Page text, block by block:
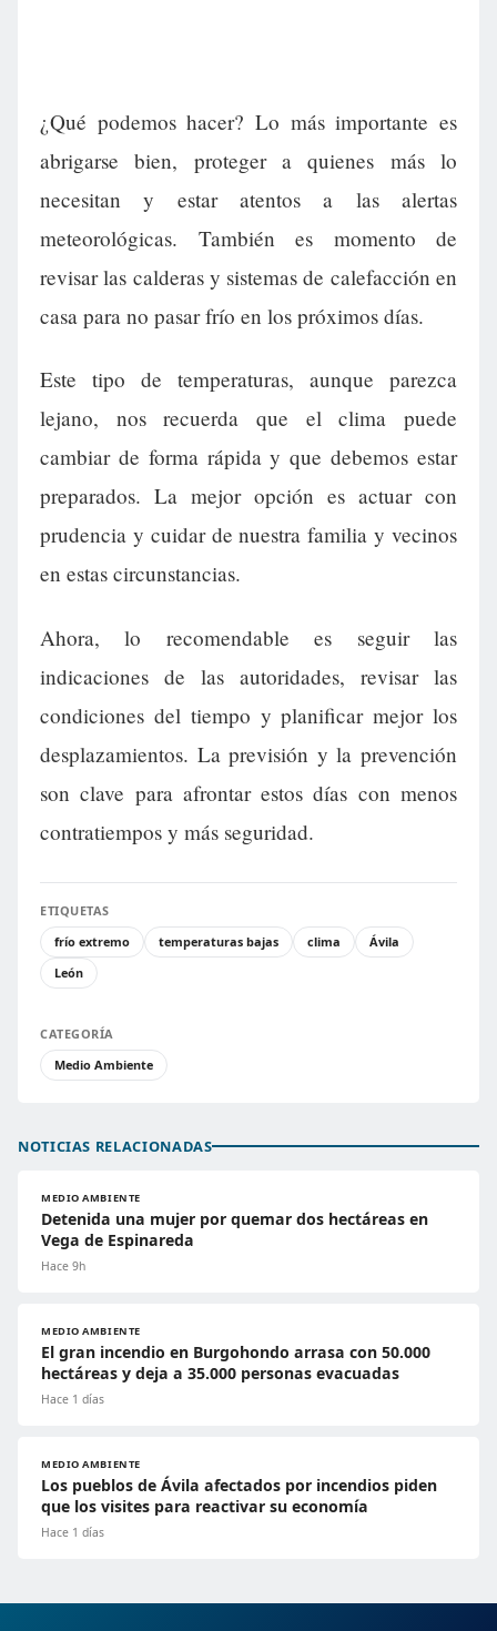
¿Qué podemos hacer? Lo más importante es
abrigarse bien, proteger a quienes más lo
necesitan y estar atentos a las alertas
meteorológicas. También es momento de
revisar las calderas y sistemas de calefacción en
casa para no pasar frío en los próximos días.
Este tipo de temperaturas, aunque parezca
lejano, nos recuerda que el clima puede
cambiar de forma rápida y que debemos estar
preparados. La mejor opción es actuar con
prudencia y cuidar de nuestra familia y vecinos
en estas circunstancias.
Ahora, lo recomendable es seguir las
indicaciones de las autoridades, revisar las
condiciones del tiempo y planificar mejor los
desplazamientos. La previsión y la prevención
son clave para afrontar estos días con menos
contratiempos y más seguridad.
ETIQUETAS
frío extremo
temperaturas bajas clima
Ávila
León
CATEGORÍA
Medio Ambiente
NOTICIAS RELACIONADAS
MEDIO AMBIENTE
Detenida una mujer por quemar dos hectáreas en
Vega de Espinareda
Hace 9h
MEDIO AMBIENTE
El gran incendio en Burgohondo arrasa con 50.000
hectáreas y deja a 35.000 personas evacuadas
Hace 1 días
MEDIO AMBIENTE
Los pueblos de Ávila afectados por incendios piden
que los visites para reactivar su economía
Hace 1 días